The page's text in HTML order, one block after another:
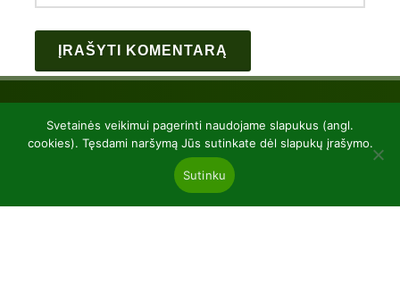
Svetainės veikimui pagerinti naudojame slapukus (angl.
cookies). Tęsdami naršymą Jūs sutinkate dėl slapukų įrašymo.
Sutinku